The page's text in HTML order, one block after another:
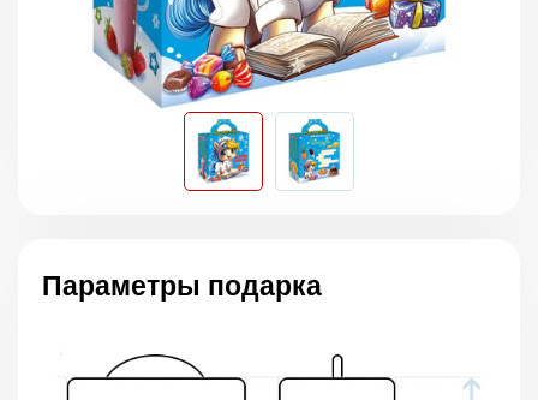
Параметры подарка